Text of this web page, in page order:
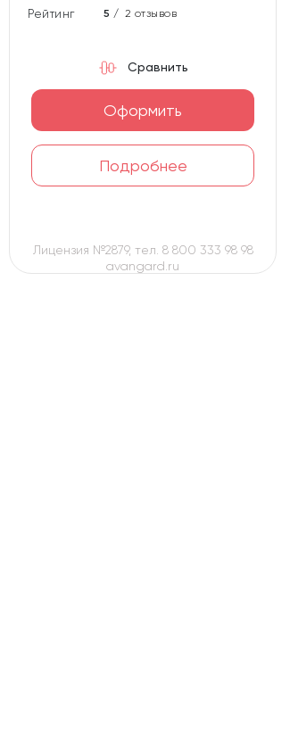
Рейтинг карты5 / 2 отзывов
Оформить
Подробнее
Сравнить
Лицензия №2879, тел. 8 800 333 98 98
avangard.ru